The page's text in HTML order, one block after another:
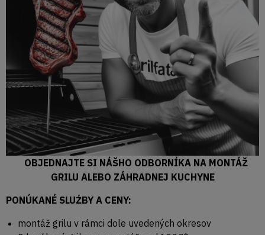
OBJEDNAJTE SI NÁŠHO ODBORNÍKA NA MONTÁŽ
GRILU ALEBO ZÁHRADNEJ KUCHYNE
PONÚKANÉ SLUŹBY A CENY:
montáž grilu v rámci dole uvedených okresov